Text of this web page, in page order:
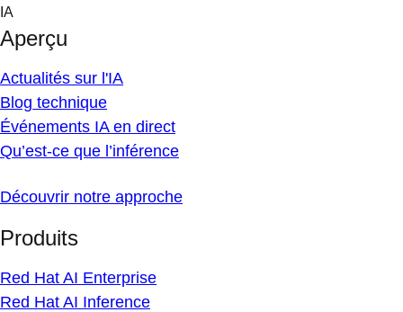
Skip
content
IA
Aperçu
Actualités sur l'IA
Blog technique
Événements IA en direct
Qu’est-ce que l’inférence
Découvrir notre approche
Produits
Red Hat AI Enterprise
Red Hat AI Inference